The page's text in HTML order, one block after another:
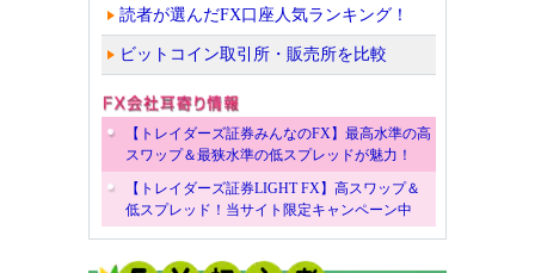
読者が選んだFX口座人気ランキング！
ビットコイン取引所・販売所を比較
【トレイダーズ証券みんなのFX】最高水準の高
スワップ＆最狭水準の低スプレッドが魅力！
【トレイダーズ証券LIGHT FX】高スワップ＆
低スプレッド！当サイト限定キャンペーン中